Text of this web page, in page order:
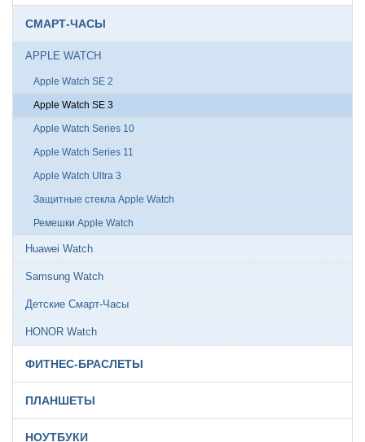
СМАРТ-ЧАСЫ
APPLE WATCH
Apple Watch SE 2
Apple Watch SE 3
Apple Watch Series 10
Apple Watch Series 11
Apple Watch Ultra 3
Защитные стекла Apple Watch
Ремешки Apple Watch
Huawei Watch
Samsung Watch
Детские Смарт-Часы
HONOR Watch
ФИТНЕС-БРАСЛЕТЫ
ПЛАНШЕТЫ
НОУТБУКИ